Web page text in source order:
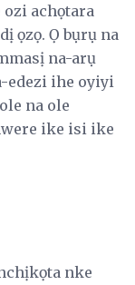
ozi achọtara
ọzọ. Ọ bụrụ na
na-arụ
edezi ihe oyiyi
na ole
ike isi ike
nke